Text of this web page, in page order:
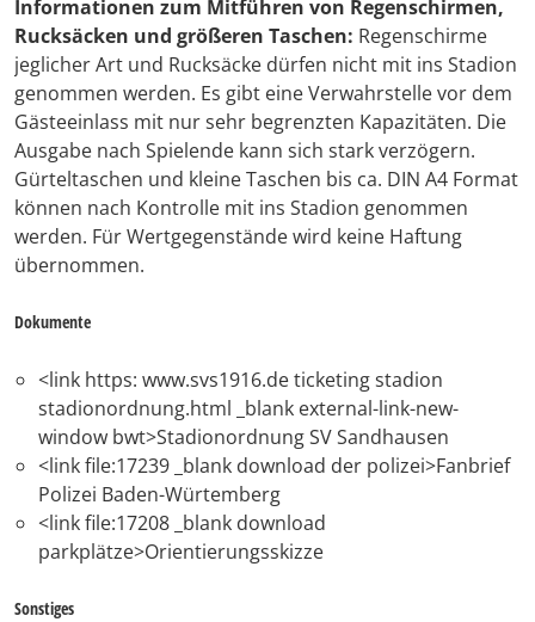
Informationen zum Mitführen von Regenschirmen,
Rucksäcken und größeren Taschen: Regenschirme
jeglicher Art und Rucksäcke dürfen nicht mit ins Stadion
genommen werden. Es gibt eine Verwahrstelle vor dem
Gästeeinlass mit nur sehr begrenzten Kapazitäten. Die
Ausgabe nach Spielende kann sich stark verzögern.
Gürteltaschen und kleine Taschen bis ca. DIN A4 Format
können nach Kontrolle mit ins Stadion genommen
werden. Für Wertgegenstände wird keine Haftung
übernommen.
Dokumente
<link https: www.svs1916.de ticketing stadion
stadionordnung.html _blank external-link-new-
window bwt>Stadionordnung SV Sandhausen
<link file:17239 _blank download der polizei>Fanbrief
Polizei Baden-Würtemberg
<link file:17208 _blank download
parkplätze>Orientierungsskizze
Sonstiges